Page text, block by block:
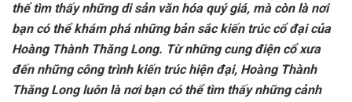
thể tìm thấy những di sản văn hóa quý giá, mà còn là nơi
bạn có thể khám phá những bản sắc kiến trúc cổ đại của
Hoàng Thành Thăng Long. Từ những cung điện cổ xưa
đến những công trình kiến trúc hiện đại, Hoàng Thành
Thăng Long luôn là nơi bạn có thể tìm thấy những cảnh